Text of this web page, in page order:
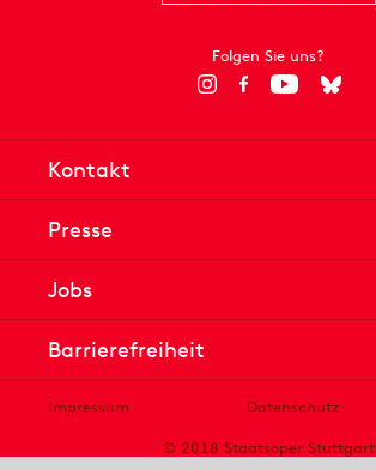
Folgen Sie uns?
Kontakt
Presse
Jobs
Barrierefreiheit
Impressum Datenschutz
© 2018 Staatsoper Stuttgart